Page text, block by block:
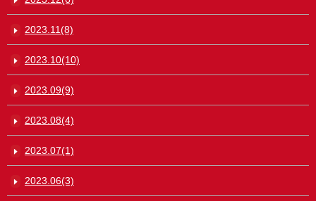
2023.11(8)
2023.10(10)
2023.09(9)
2023.08(4)
2023.07(1)
2023.06(3)